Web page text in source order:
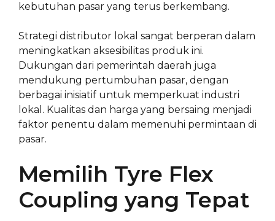
kebutuhan pasar yang terus berkembang.
Strategi distributor lokal sangat berperan dalam
meningkatkan aksesibilitas produk ini.
Dukungan dari pemerintah daerah juga
mendukung pertumbuhan pasar, dengan
berbagai inisiatif untuk memperkuat industri
lokal. Kualitas dan harga yang bersaing menjadi
faktor penentu dalam memenuhi permintaan di
pasar.
Memilih Tyre Flex
Coupling yang Tepat